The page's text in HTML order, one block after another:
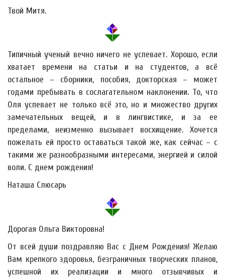
Твой Митя.
Типичный ученый вечно ничего не успевает. Хорошо, если
хватает времени на статьи и на студентов, а всё
остальное – сборники, пособия, докторская – может
годами пребывать в сослагательном наклонении. То, что
Оля успевает не только всё это, но и множество других
замечательных вещей, и в лингвистике, и за ее
пределами, неизменно вызывает восхищение. Хочется
пожелать ей просто оставаться такой же, как сейчас – с
такими же разнообразными интересами, энергией и силой
воли. С днем рождения!
Наташа Слюсарь
Дорогая Ольга Викторовна!
От всей души поздравляю Вас с Днем Рождения! Желаю
Вам крепкого здоровья, безграничных творческих планов,
успешной их реализации и много отзывчивых и